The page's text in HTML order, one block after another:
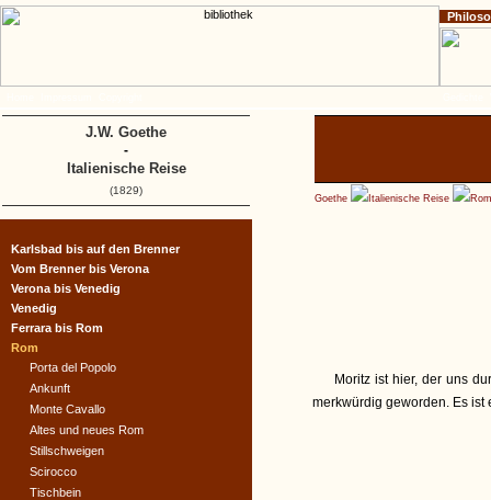
Goethe Italienische Reise Rom
Moritz ist hier, der uns
merkwürdig geworden. Es ist
Karlsbad bis auf den Brenner
Vom Brenner bis Verona
Verona bis Venedig
Venedig
Ferrara bis Rom
Rom
Porta del Popolo
Ankunft
Monte Cavallo
Altes und neues Rom
Stillschweigen
Scirocco
Tischbein
J.W. Goethe
-
Italienische Reise
(1829)